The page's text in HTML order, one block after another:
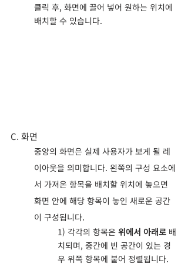
클릭 후, 화면에 끌어 넣어 원하는 위치에
배치할 수 있습니다.
C. 화면
중앙의 화면은 실제 사용자가 보게 될 레
이아웃을 의미합니다. 왼쪽의 구성 요소에
서 가져온 항목을 배치할 위치에 놓으면
화면 안에 해당 항목이 놓인 새로운 공간
이 구성됩니다.
1) 각각의 항목은 위에서 아래로 배
치되며, 중간에 빈 공간이 있는 경
우 위쪽 항목에 붙어 정렬됩니다.